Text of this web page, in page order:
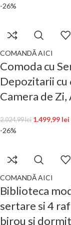
-26%
COMANDĂ AICI
Comoda cu
Depozitarii
Camera de Zi,
2.024,99lei 1.499,99 lei
-26%
COMANDĂ AICI
Biblioteca
sertare si 4
birou si